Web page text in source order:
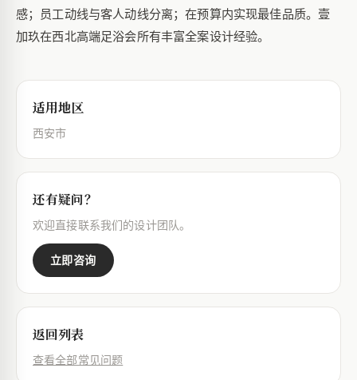
感；员工动线与客人动线分离；在预算内实现最佳品质。壹
加玖在西北高端足浴会所有丰富全案设计经验。
适用地区
西安市
还有疑问？
欢迎直接联系我们的设计团队。
立即咨询
返回列表
查看全部常见问题